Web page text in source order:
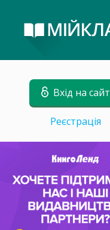
Вхід на сайт
Реєстрація